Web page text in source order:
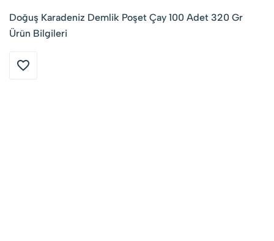
Doğuş Karadeniz Demlik Poşet Çay 100 Adet 320 Gr
Ürün Bilgileri